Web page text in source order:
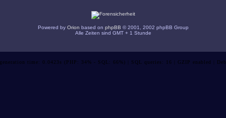
Powered by Orion based on phpBB © 2001, 2002 phpBB Group
Alle Zeiten sind GMT + 1 Stunde
time: 0.0423s (PHP: 34% - SQL: 66%) | SQL queries: 16 | GZIP enabled |